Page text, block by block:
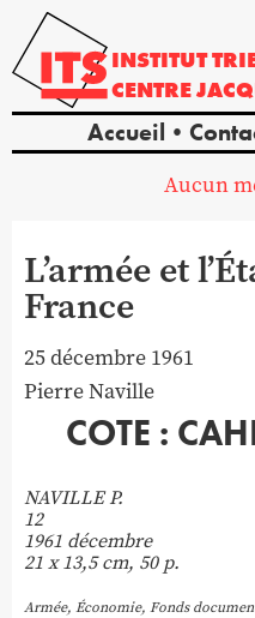
INSTITUT
CENTRE
Accueil
L’armée et
France
25 décembre 1961
PierreNaville
COTE :
NAVILLE P.
12
1961 décembre
21 x 13,5 cm, 50 p.
Armée, Économie, Fonds
Aucun